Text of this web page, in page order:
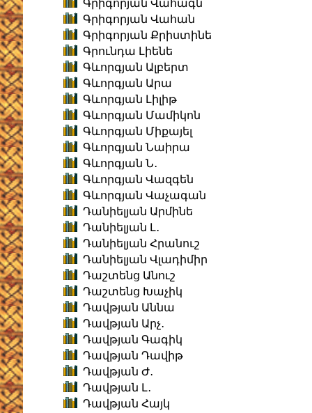
Գրիգորյան Վահագն
Գրիգորյան Վահան
Գրիգորյան Քրիստինե
Գրունդա Լիենե
Գևորգյան Ալբերտ
Գևորգյան Արա
Գևորգյան Լիլիթ
Գևորգյան Մամիկոն
Գևորգյան Միքայել
Գևորգյան Նաիրա
Գևորգյան Ն․
Գևորգյան Վազգեն
Գևորգյան Վաչագան
Դանիելյան Արմինե
Դանիելյան Լ․
Դանիելյան Հրանուշ
Դանիելյան Վլադիմիր
Դաշտենց Անուշ
Դաշտենց Խաչիկ
Դավթյան Աննա
Դավթյան Արչ․
Դավթյան Գագիկ
Դավթյան Դավիթ
Դավթյան Ժ․
Դավթյան Լ․
Դավթյան Հայկ